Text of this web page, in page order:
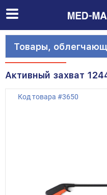
Товары,
Активный захват
Код товара #3650